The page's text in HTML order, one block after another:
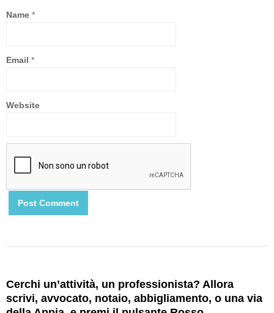
Name *
Email *
Website
Cerchi un’attività, un professionista? Allora
scrivi, avvocato, notaio, abbigliamento, o una via